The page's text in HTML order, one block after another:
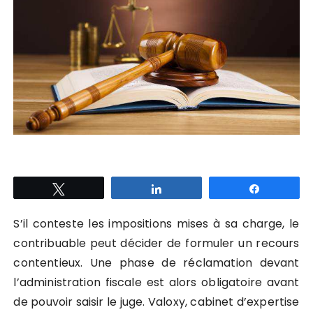
S’il conteste les impositions mises à sa charge, le
contribuable peut décider de formuler un recours
contentieux. Une phase de réclamation devant
l’administration fiscale est alors obligatoire avant
de pouvoir saisir le juge. Valoxy, cabinet d’expertise